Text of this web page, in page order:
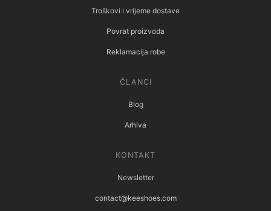
Troškovi i vrijeme dostave
Povrat proizvoda
Reklamacija robe
ČLANCI
Blog
Arhiva
KONTAKT
Newsletter
contact@keeshoes.com